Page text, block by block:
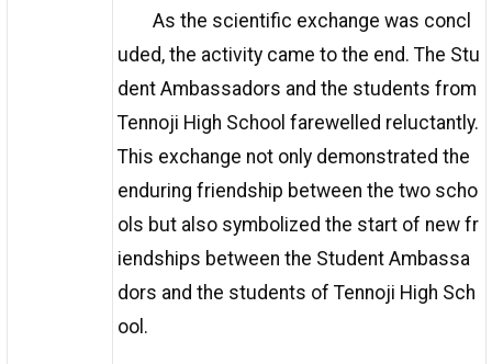
As the scientific exchange was concl
uded, the activity came to the end. The Stu
dent Ambassadors and the students from
Tennoji High School farewelled reluctantly.
This exchange not only demonstrated the
enduring friendship between the two scho
ols but also symbolized the start of new fr
iendships between the Student Ambassa
dors and the students of Tennoji High Sch
ool.